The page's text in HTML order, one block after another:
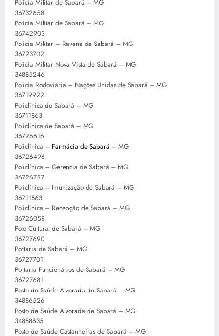
Policia Militar de Sabará – MG
36732658
Policia Militar de Sabará – MG
36742903
Policia Militar – Ravena de Sabará – MG
36723702
Policia Militar Nova Vista de Sabará – MG
34885246
Policia Rodoviária – Nações Unidas de Sabará – MG
36719922
Policlínica de Sabará – MG
36711863
Policlínica de Sabará – MG
36726616
Policlínica – Farmácia de Sabará – MG
36726496
Policlínica – Gerencia de Sabará – MG
36726757
Policlínica – Imunização de Sabará – MG
36711863
Policlínica – Recepção de Sabará – MG
36726058
Polo Cultural de Sabará – MG
36727690
Portaria de Sabará – MG
36727701
Portaria Funcionários de Sabará – MG
36727681
Posto de Saúde Alvorada de Sabará – MG
34886526
Posto de Saúde Alvorada de Sabará – MG
34888635
Posto de Saúde Castanheiras de Sabará – MG